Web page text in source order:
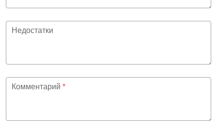
Недостатки
Комментарий *